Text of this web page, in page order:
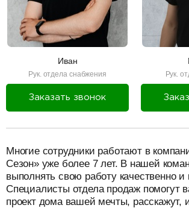
Иван
Рук. отдела снабжения
Заказать звонок
Рук.
Многие сотрудники работают в
Сезон» уже более 7 лет. В нашей
выполнять свою работу качественно и
Специалисты отдела продаж помогут
проект дома вашей мечты, расскажут,